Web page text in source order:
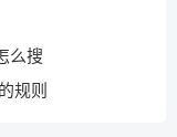
么搜
规则